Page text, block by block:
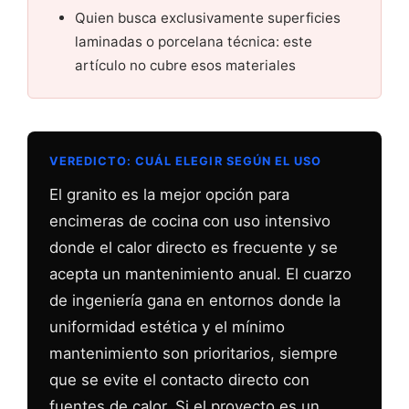
Quien busca exclusivamente superficies
laminadas o porcelana técnica: este
artículo no cubre esos materiales
VEREDICTO: CUÁL ELEGIR SEGÚN EL USO
El granito es la mejor opción para
encimeras de cocina con uso intensivo
donde el calor directo es frecuente y se
acepta un mantenimiento anual. El cuarzo
de ingeniería gana en entornos donde la
uniformidad estética y el mínimo
mantenimiento son prioritarios, siempre
que se evite el contacto directo con